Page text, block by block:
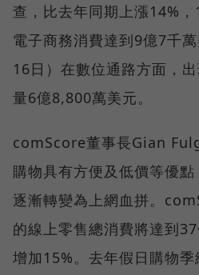
查，比去年同期上漲14%
電子商務消費達到9億7千
16日）在數位通路方面，
量6億8,800萬美元。
comScore董事長Gian
購物具有方便及低價等優
逐漸轉變為上網血拼。
的線上零售總消費將達到
增加15%。去年假日購物